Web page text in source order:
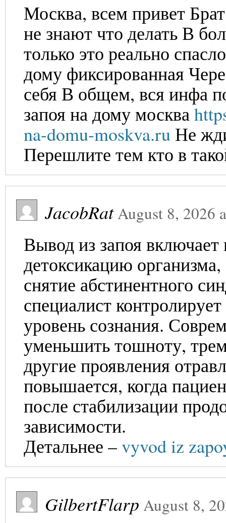
Москва, всем привет
не знают что делать В
только это реально
дому фиксированная
себя В общем, вся инфа
запоя на дому москва
na-domu-moskva.ru Не
Перешлите тем кто в
JacobRatAugust 8, 2026
Вывод из запоя
детоксикацию
снятие абстинентного
специалист
уровень сознания.
уменьшить тошноту,
другие проявления
повышается, когда
после стабилизации
зависимости.
Детальнее –vyvod iz
GilbertFlarp August 8,